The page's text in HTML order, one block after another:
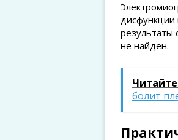
дисфункции
результаты
не найден.
болит